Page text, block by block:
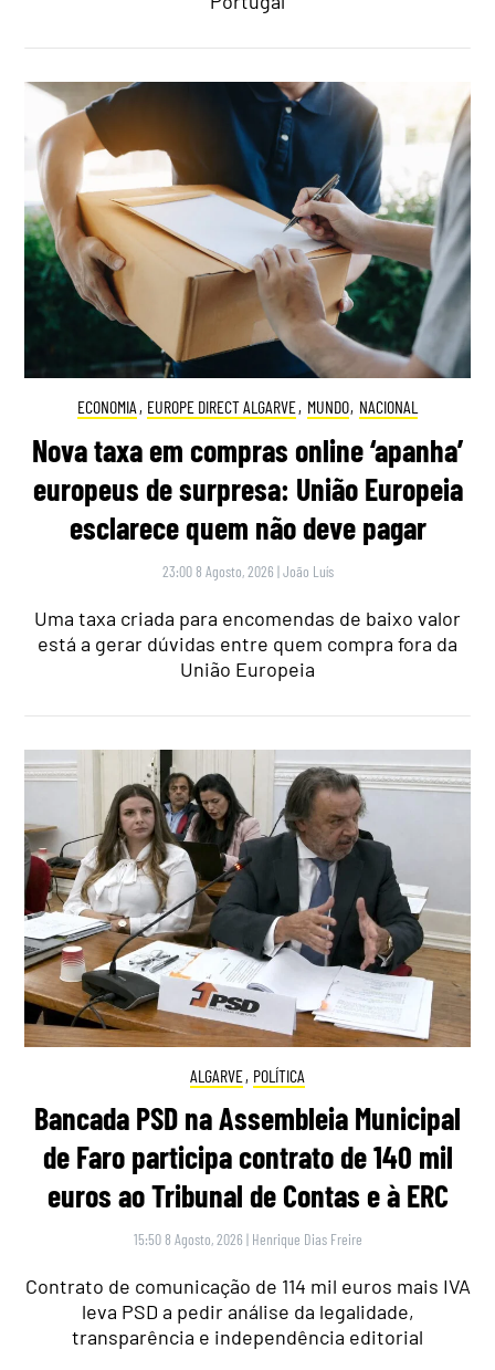
ECONOMIA , EUROPE DIRECT ALGARVE, MUNDO, NACIONAL
Nova taxa em compras online ‘apanha’
europeus de surpresa: União Europeia
esclarece quem não deve pagar
23:00 8 Agosto, 2026 |João Luís
Uma taxa criada para encomendas de baixo valor
está a gerar dúvidas entre quem compra fora da
União Europeia
ALGARVE, POLÍTICA
Bancada PSD na Assembleia Municipal
de Faro participa contrato de 140 mil
euros ao Tribunal de Contas e à ERC
15:50 8 Agosto, 2026 | Henrique Dias Freire
Contrato de comunicação de 114 mil euros mais IVA
leva PSD a pedir análise da legalidade,
transparência e independência editorial